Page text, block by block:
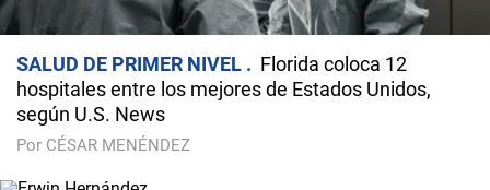
SALUD DE PRIMER NIVEL
Florida coloca 12
hospitales entre los mejores de Estados Unidos,
según U.S. News
Por CÉSAR MENÉNDEZ